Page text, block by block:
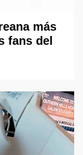
más
fans del